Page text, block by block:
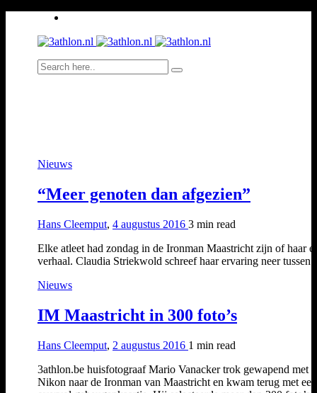
Nieuws
“Meer genoten dan afgezien”
Hans Cleemput, 4 augustus 2016 3 min read
Elke atleet had zondag in de Ironman Maastricht zijn of haar
verhaal. Claudia Striekwold schreef haar ervaring neer
Nieuws
IM Maastricht in 300 foto’s
Hans Cleemput, 2 augustus 2016 1 min read
3athlon.be huisfotograaf Mario Vanacker trok gewapend met
Nikon naar de Ironman van Maastricht en kwam terug met een